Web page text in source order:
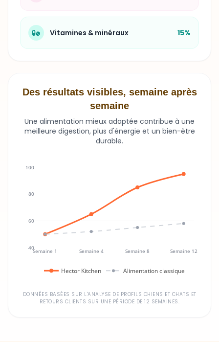
Vitamines & minéraux 15%
Des résultats visibles, semaine après
semaine
Une alimentation mieux adaptée contribue à une
meilleure digestion, plus d'énergie et un bien-être
durable.
Semaine 1 Semaine 4 Semaine 8 Semaine 12
40
60
80
100
Hector Kitchen Alimentation classique
DONNÉES BASÉES SUR L'ANALYSE DE PROFILS CHIENS ET CHATS ET
RETOURS CLIENTS SUR UNE PÉRIODE DE 12 SEMAINES.